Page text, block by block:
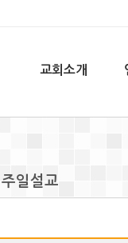
교회소개
주일설교